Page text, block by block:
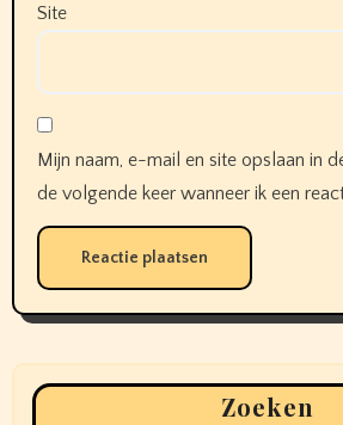
Site
Mijn naam, e-mail en site opslaan in
de volgende keer wanneer ik een
Zoeken